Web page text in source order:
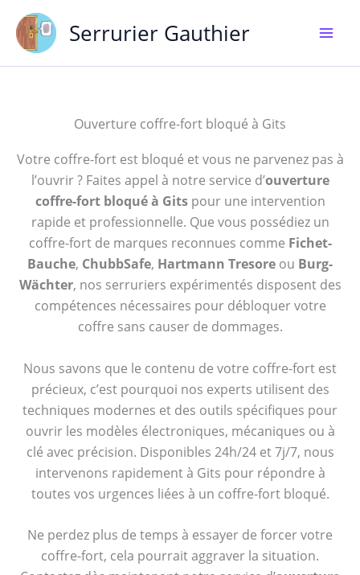
contenu
Serrurier Gauthier
Ouverture coffre-fort bloqué à Gits
Votre coffre-fort est bloqué et vous ne parvenez pas à
l’ouvrir ? Faites appel à notre service d’ouverture
coffre-fort bloqué à Gitspour une intervention
rapide et professionnelle. Que vous possédiez un
coffre-fort de marques reconnues comme Fichet-
Bauche, ChubbSafe, Hartmann Tresore ou Burg-
Wächter, nos serruriers expérimentés disposent des
compétences nécessaires pour débloquer votre
coffre sans causer de dommages.
Nous savons que le contenu de votre coffre-fort est
précieux, c’est pourquoi nos experts utilisent des
techniques modernes et des outils spécifiques pour
ouvrir les modèles électroniques, mécaniques ou à
clé avec précision. Disponibles 24h/24 et 7j/7, nous
intervenons rapidement à Gits pour répondre à
toutes vos urgences liées à un coffre-fort bloqué.
Ne perdez plus de temps à essayer de forcer votre
coffre-fort, cela pourrait aggraver la situation.